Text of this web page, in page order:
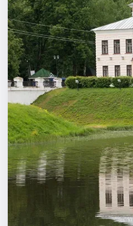
Города
Площадки
Артисты
Рейтинги